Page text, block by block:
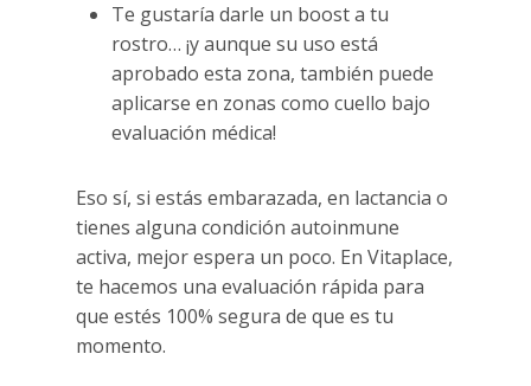
Te gustaría darle un boost a tu
rostro… ¡y aunque su uso está
aprobado esta zona, también puede
aplicarse en zonas como cuello bajo
evaluación médica!
Eso sí, si estás embarazada, en lactancia o
tienes alguna condición autoinmune
activa, mejor espera un poco. En Vitaplace,
te hacemos una evaluación rápida para
que estés 100% segura de que es tu
momento.